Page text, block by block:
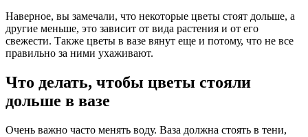
Наверное, вы замечали, что некоторые цветы стоят дольше, а
другие меньше, это зависит от вида растения и от его
свежести. Также цветы в вазе вянут еще и потому, что не все
правильно за ними ухаживают.
Что делать, чтобы цветы стояли
дольше в вазе
Очень важно часто менять воду. Ваза должна стоять в тени,